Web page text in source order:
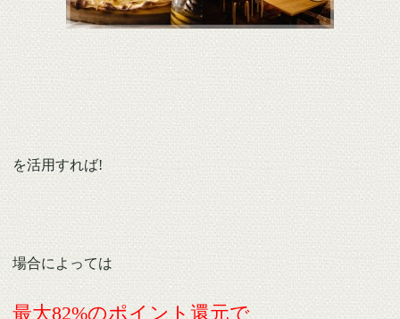
を活用すれば!
場合によっては
最大82%のポイント還元で